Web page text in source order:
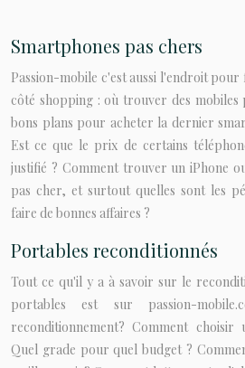
Smartphones pas chers
Passion-mobile c'est aussi l'endroit
côté shopping : où trouver des mobiles
bons plans pour acheter la dernier
Est ce que le prix de certains
justifié ? Comment trouver un iPhone
pas cher, et surtout quelles sont les
faire de bonnes affaires ?
Portables reconditionnés
Tout ce qu'il y a à savoir sur le
portables est sur passion-
reconditionnement? Comment choisir
Quel grade pour quel budget ?